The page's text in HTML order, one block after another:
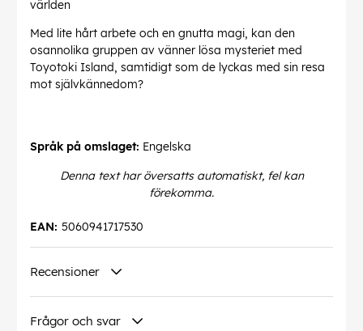
världen
Med lite hårt arbete och en gnutta magi, kan den
osannolika gruppen av vänner lösa mysteriet med
Toyotoki Island, samtidigt som de lyckas med sin resa
mot självkännedom?
Språk på omslaget: Engelska
Denna text har översatts automatiskt, fel kan
förekomma.
5060941717530
EAN:
Recensioner
Frågor och svar